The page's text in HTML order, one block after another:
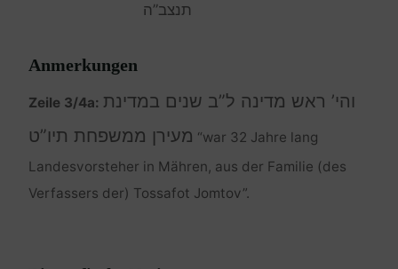
תנצב”ה
Anmerkungen
Zeile 3/4a: והי’ ראש מדינה ל”ב שנים במדינת
מעירן ממשפחת תיו”ט “war 32 Jahre lang
Landesvorsteher in Mähren, aus der Familie (des
Verfassers der) Tossafot Jomtov”.